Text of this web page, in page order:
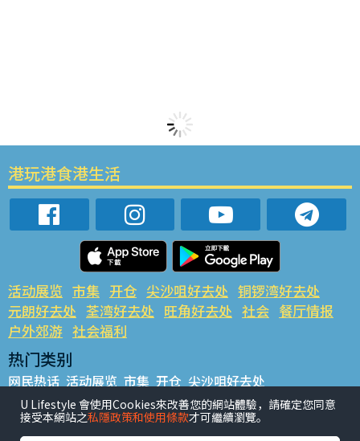
港玩港食港生活
活动展览 市集 开仓 尖沙咀好去处 铜锣湾好去处
元朗好去处 荃湾好去处 旺角好去处 社会 餐厅情报
户外郊游 社会福利
热门类别
网民热话 活动展览 市集 开仓 尖沙咀好去处
铜锣湾好去处 元朗好去处 荃湾好去处 旺角好去处 社会
餐厅情报 户外郊游
U Lifestyle 會使用Cookies來改善您的網站體驗，請確定您同意
接受本網站之私隱政策和使用條款才可繼續瀏覽。